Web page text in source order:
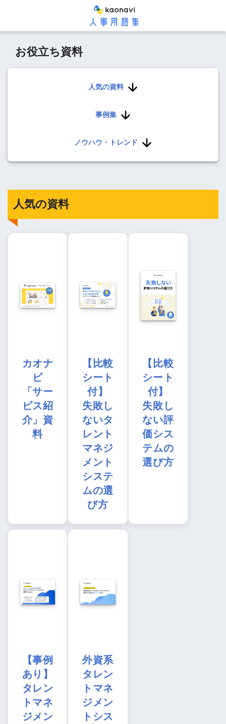
お役立ち資料
人気の資料
事例集
ノウハウ・トレンド
人気の資料
カオナ
ビ
「サー
ビス紹
介」資
料
【比較
シート
付】
失敗し
ないタ
レント
マネジ
メント
システ
ムの選
び方
【比較
シート
付】
失敗し
ない評
価シス
テムの
選び方
【事例
あり】
タレン
トマネ
ジメン
外資系
タレン
トマネ
ジメン
トシス